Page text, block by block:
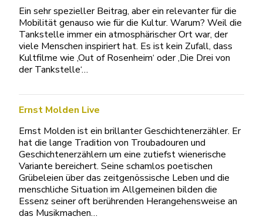
Ein sehr spezieller Beitrag, aber ein relevanter für die
Mobilität genauso wie für die Kultur. Warum? Weil die
Tankstelle immer ein atmosphärischer Ort war, der
viele Menschen inspiriert hat. Es ist kein Zufall, dass
Kultfilme wie ‚Out of Rosenheim‘ oder ‚Die Drei von
der Tankstelle‘…
Ernst Molden Live
Ernst Molden ist ein brillanter Geschichtenerzähler. Er
hat die lange Tradition von Troubadouren und
Geschichtenerzählern um eine zutiefst wienerische
Variante bereichert. Seine schamlos poetischen
Grübeleien über das zeitgenössische Leben und die
menschliche Situation im Allgemeinen bilden die
Essenz seiner oft berührenden Herangehensweise an
das Musikmachen…